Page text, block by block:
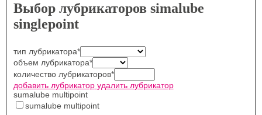
Выбор лубрикаторов simalube
singlepoint
тип лубрикатора*
объем лубрикатора*
количество лубрикаторов*
добавить лубрикатор удалить лубрикатор
sumalube multipoint
sumalube multipoint